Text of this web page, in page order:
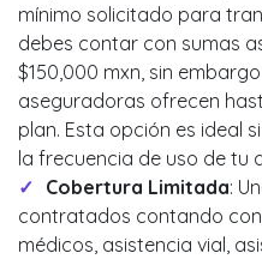
mínimo solicitado para
debes contar con sumas
$150,000 mxn, sin
aseguradoras ofrecen
plan. Esta opción es ideal
la frecuencia de uso de tu
Cobertura Limitada:
contratados contando
médicos, asistencia vial,